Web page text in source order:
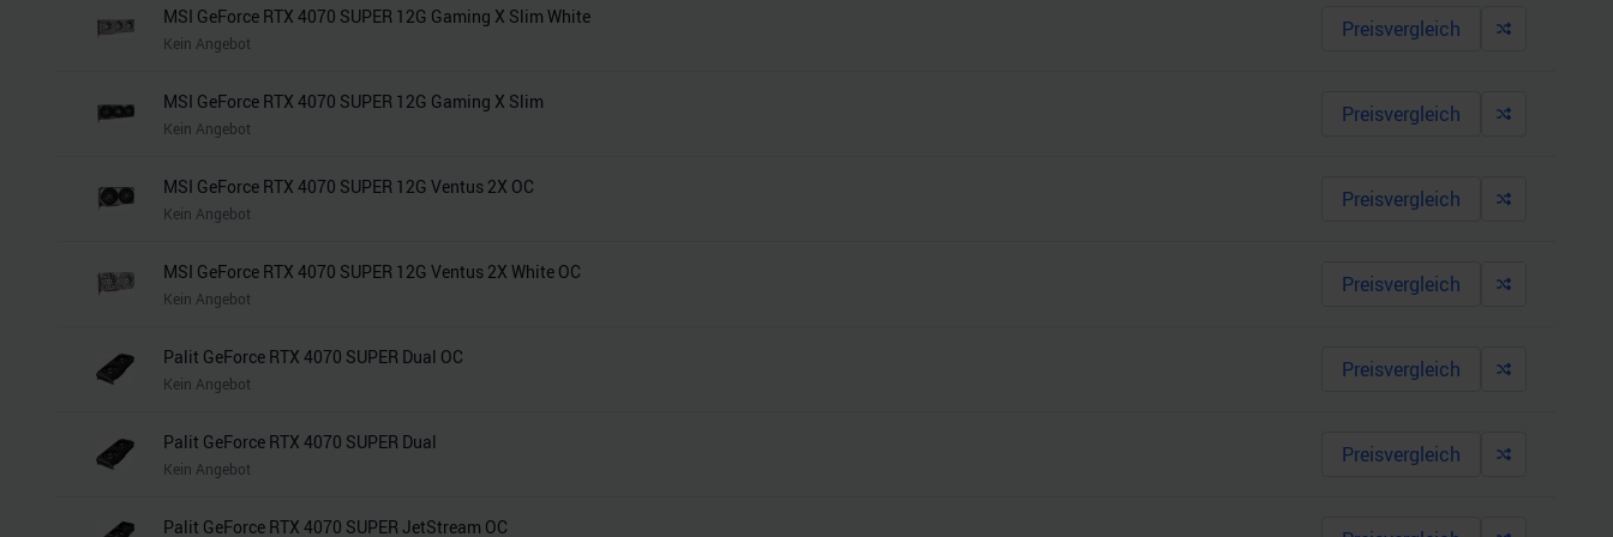
MSI GeForce RTX 4070 SUPER 12G Gaming X Slim White
Kein Angebot
Preisvergleich
MSI GeForce RTX 4070 SUPER 12G Gaming X Slim
Kein Angebot
Preisvergleich
MSI GeForce RTX 4070 SUPER 12G Ventus 2X OC
Kein Angebot
Preisvergleich
MSI GeForce RTX 4070 SUPER 12G Ventus 2X White OC
Kein Angebot
Preisvergleich
Palit GeForce RTX 4070 SUPER Dual OC
Kein Angebot
Preisvergleich
Palit GeForce RTX 4070 SUPER Dual
Kein Angebot
Preisvergleich
Palit GeForce RTX 4070 SUPER JetStream OC